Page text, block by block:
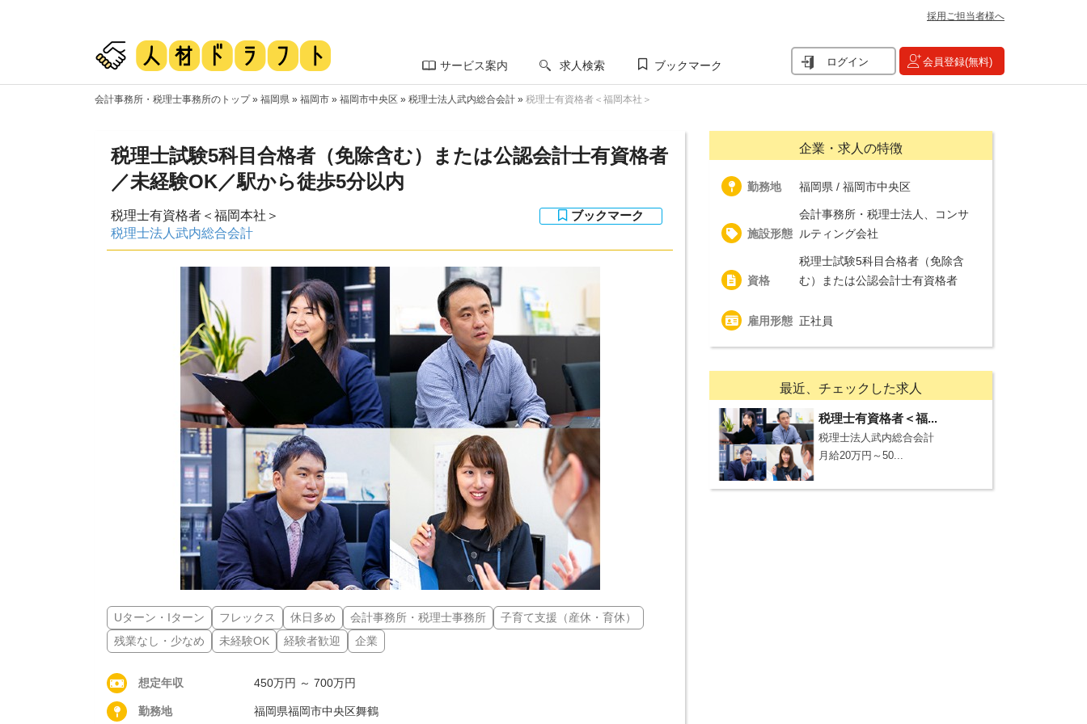
採用ご担当者様へ
サービス案内 求人検索 ブックマーク ログイン 会員登録(無料)
会計事務所・税理士事務所のトップ» 福岡県 » 福岡市 » 福岡市中央区 » 税理士法人武内総合会計 » 税理士有資格者＜福岡本社＞
税理士試験5科目合格者（免除含む）または公認会計士有資格者
／未経験OK／駅から徒歩5分以内
税理士有資格者＜福岡本社＞
税理士法人武内総合会計
Uターン・Iターン フレックス 休日多め 会計事務所・税理士事務所
子育て支援（産休・育休）
残業なし・少なめ
未経験OK 経験者歓迎 企業
想定年収 450万円 ～ 700万円
勤務地 福岡県福岡市中央区舞鶴
企業・求人の特徴
勤務地 福岡県 / 福岡市中央区
施設形態
会計事務所・税理士法人、コンサ
ルティング会社
資格
税理士試験5科目合格者（免除含
む）または公認会計士有資格者
雇用形態 正社員
最近、チェックした求人
税理士有資格者＜福...
税理士法人武内総合会計
月給20万円～50...